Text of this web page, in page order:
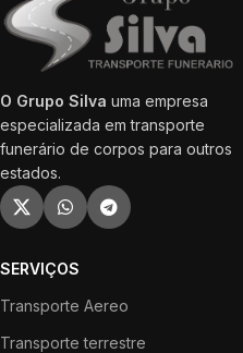
O Grupo Silva uma empresa
especializada em transporte
funerário de corpos para outros
estados.
SERVIÇOS
Transporte Aereo
Transporte terrestre